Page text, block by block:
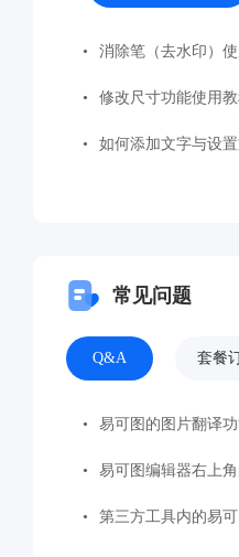
消除笔（去水印）
修改尺寸功能使用
如何添加文字与设
常见问题
易可图的图片翻译
易可图编辑器右上
第三方工具内的易
Q&A 套餐